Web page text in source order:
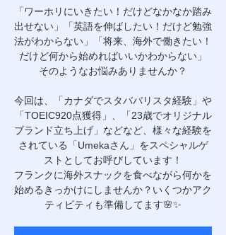
「ワーホリにいきたい！だけどなかなか踏み
出せない」「英語を伸ばしたい！だけど勉強
法がわからない」「将来、海外で働きたい！
だけど何から始めればいいかわからない」
そのようなお悩みありませんか？
今回は、「カナダでスタババリスタ経験」や
「TOEIC920点獲得」、「23歳でオリジナル
ブランド立ち上げ」などなど、様々な経験を
されている「Umekaさん」をスペシャルゲ
ストとしてお呼びしています！
フランクに海外スナックを食べながら何かを
始めるきっかけにしませんか？いくつかアク
ティビティも準備してます🌸✨